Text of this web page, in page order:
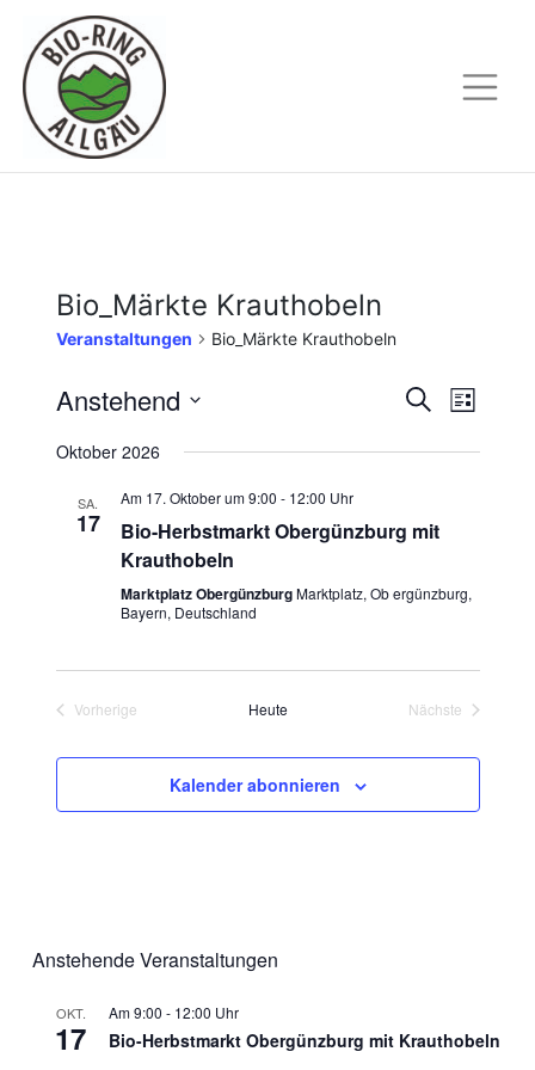
content
Bio_Märkte Krauthobeln
Veranstaltungen Bio_Märkte Krauthobeln
und
SucheListe
Anstehend
wählen.
Oktober 2026
SA.
17
17. Oktober um 9:00 - 12:00
Bio-Herbstmarkt Obergünzburg mit
Krauthobeln
Marktplatz ObergünzburgMarktplatz, Ob ergünzburg,
Bayern, Deutschland
Vorherige
Heute
Nächste
Kalender abonnieren
Anstehende Veranstaltungen
OKT.
17
9:00 - 12:00
Bio-Herbstmarkt Obergünzburg mit Krauthobeln